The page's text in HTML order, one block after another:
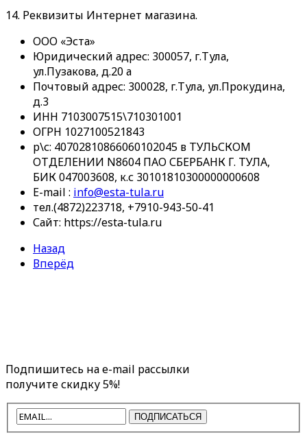
14. Реквизиты Интернет магазина.
ООО «Эста»
Юридический адрес: 300057, г.Тула,
ул.Пузакова, д.20 а
Почтовый адрес: 300028, г.Тула, ул.Прокудина,
д.3
ИНН 7103007515\710301001
ОГРН 1027100521843
р\с: 40702810866060102045 в ТУЛЬСКОМ
ОТДЕЛЕНИИ N8604 ПАО СБЕРБАНК Г. ТУЛА,
БИК 047003608, к.с 30101810300000000608
E-mail : info@esta-tula.ru
тел.(4872)223718, +7910-943-50-41
Сайт: https://esta-tula.ru
Назад
Вперёд
Подпишитесь на e-mail рассылки
получите скидку 5%!
ПОДПИСАТЬСЯ